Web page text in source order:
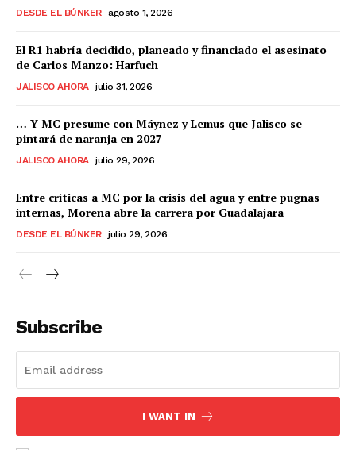
DESDE EL BÚNKER agosto 1, 2026
El R1 habría decidido, planeado y financiado el asesinato
de Carlos Manzo: Harfuch
JALISCO AHORA julio 31, 2026
… Y MC presume con Máynez y Lemus que Jalisco se
pintará de naranja en 2027
JALISCO AHORA julio 29, 2026
Entre críticas a MC por la crisis del agua y entre pugnas
internas, Morena abre la carrera por Guadalajara
DESDE EL BÚNKER julio 29, 2026
Subscribe
I WANT IN